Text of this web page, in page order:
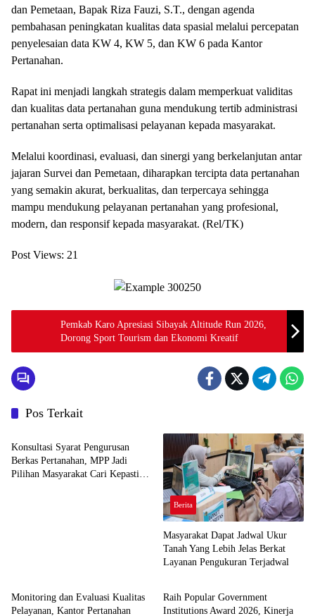
dan Pemetaan, Bapak Riza Fauzi, S.T., dengan agenda
pembahasan peningkatan kualitas data spasial melalui percepatan
penyelesaian data KW 4, KW 5, dan KW 6 pada Kantor
Pertanahan.
Rapat ini menjadi langkah strategis dalam memperkuat validitas
dan kualitas data pertanahan guna mendukung tertib administrasi
pertanahan serta optimalisasi pelayanan kepada masyarakat.
Melalui koordinasi, evaluasi, dan sinergi yang berkelanjutan antar
jajaran Survei dan Pemetaan, diharapkan tercipta data pertanahan
yang semakin akurat, berkualitas, dan terpercaya sehingga
mampu mendukung pelayanan pertanahan yang profesional,
modern, dan responsif kepada masyarakat. (Rel/TK)
Post Views: 21
Pemkab Karo Apresiasi Sibayak Altitude Run 2026,
Dorong Sport Tourism dan Ekonomi Kreatif
Pos Terkait
Berita
Konsultasi Syarat Pengurusan
Berkas Pertanahan, MPP Jadi
Pilihan Masyarakat Cari Kepastian
Berita
Masyarakat Dapat Jadwal Ukur
Tanah Yang Lebih Jelas Berkat
Layanan Pengukuran Terjadwal
Monitoring dan Evaluasi Kualitas
Pelayanan, Kantor Pertanahan
Berita
Raih Popular Government
Institutions Award 2026, Kinerja